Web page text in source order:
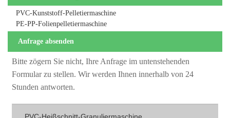
PVC-Kunststoff-Pelletiermaschine
PE-PP-Folienpelletiermaschine
Anfrage absenden
Bitte zögern Sie nicht, Ihre Anfrage im untenstehenden
Formular zu stellen. Wir werden Ihnen innerhalb von 24
Stunden antworten.